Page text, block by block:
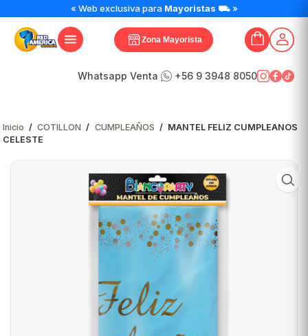
« Web exclusiva para Mayoristas ⛟ »
Zona Mayorista
Whatsapp Venta +56 9 3948 8050
Inicio / COTILLON / CUMPLEAÑOS / MANTEL FELIZ CUMPLEANOS
CELESTE
FELIZ
CUMPLEANOS
CELESTE